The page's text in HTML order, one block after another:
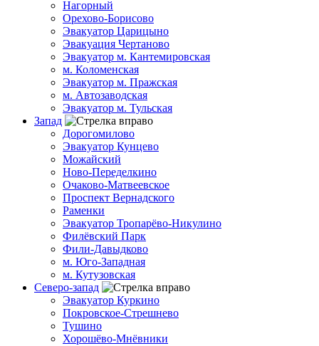
Нагорный
Орехово-Борисово
Эвакуатор Царицыно
Эвакуация Чертаново
Эвакуатор м. Кантемировская
м. Коломенская
Эвакуатор м. Пражская
м. Автозаводская
Эвакуатор м. Тульская
Запад
Дорогомилово
Эвакуатор Кунцево
Можайский
Ново-Переделкино
Очаково-Матвеевское
Проспект Вернадского
Раменки
Эвакуатор Тропарёво-Никулино
Филёвский Парк
Фили-Давыдково
м. Юго-Западная
м. Кутузовская
Северо-запад
Эвакуатор Куркино
Покровское-Стрешнево
Тушино
Хорошёво-Мнёвники